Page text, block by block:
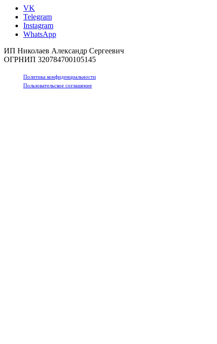
VK
Telegram
Instagram
WhatsApp
ИП Николаев Александр Сергеевич
ОГРНИП 320784700105145
Политика конфиденциальности
Пользовательское соглашение